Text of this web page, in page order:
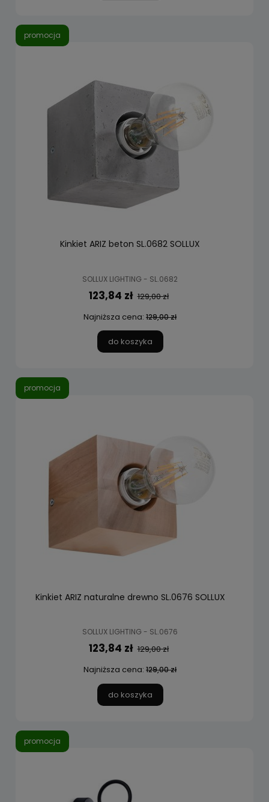
Kinkiet ARIZ beton SL.0682 SOLLUX
SOLLUX LIGHTING - SL.0682
123,84 zł 129,00 zł
Najniższa cena: 129,00 zł
do koszyka
promocja
Kinkiet ARIZ naturalne drewno SL.0676 SOLLUX
SOLLUX LIGHTING - SL.0676
123,84 zł 129,00 zł
Najniższa cena: 129,00 zł
do koszyka
promocja
promocja